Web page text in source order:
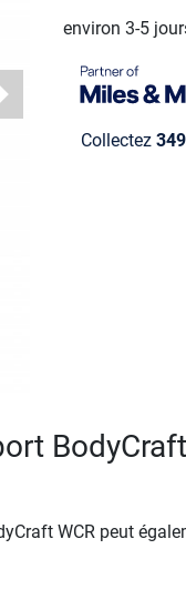
environ 3-5
Collectez 349
BodyCraft
WCR peut